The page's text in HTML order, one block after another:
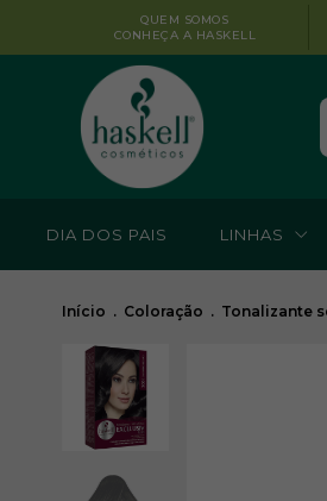
QUEM SOMOS
CONHEÇA A HASKELL
DIA DOS PAIS LINHAS
Início . Coloração . Tonalizante